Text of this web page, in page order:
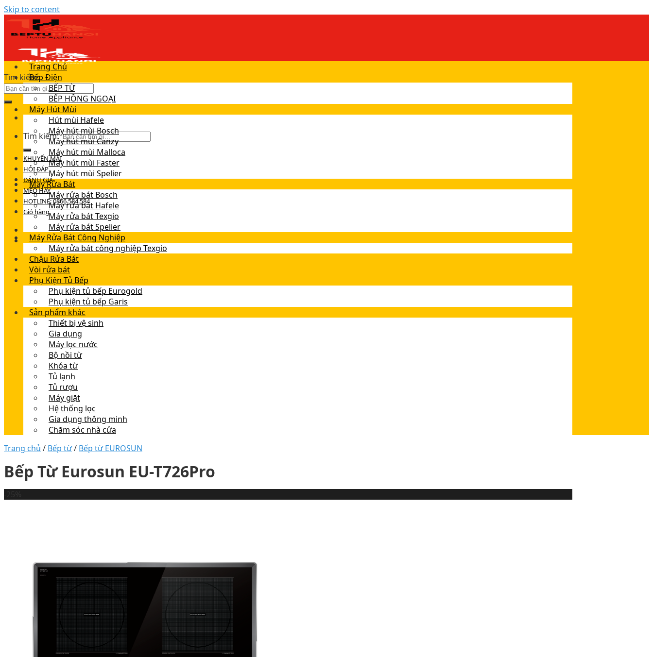
Skip to content
Tìm kiếm:
Tìm kiếm:
KHUYẾN MÃI
HỎI ĐÁP
ĐÁNH GIÁ
MẸO HAY
HOTLINE: 0866.584.584
Giỏ hàng
Trang Chủ
Bếp Điện
BẾP TỪ
BẾP HỒNG NGOẠI
Máy Hút Mùi
Hút mùi Hafele
Máy hút mùi Bosch
Máy hút mùi Canzy
Máy hút mùi Malloca
Máy hút mùi Faster
Máy hút mùi Spelier
Máy Rửa Bát
Máy rửa bát Bosch
Máy rửa bát Hafele
Máy rửa bát Texgio
Máy rửa bát Spelier
Máy Rửa Bát Công Nghiệp
Máy rửa bát công nghiệp Texgio
Chậu Rửa Bát
Vòi rửa bát
Phụ Kiện Tủ Bếp
Phụ kiện tủ bếp Eurogold
Phụ kiện tủ bếp Garis
Sản phẩm khác
Thiết bị vệ sinh
Gia dụng
Máy lọc nước
Bộ nồi từ
Khóa từ
Tủ lạnh
Tủ rượu
Máy giặt
Hệ thống lọc
Gia dụng thông minh
Chăm sóc nhà cửa
Trang chủ / Bếp từ/ Bếp từ EUROSUN
Bếp Từ Eurosun EU-T726Pro